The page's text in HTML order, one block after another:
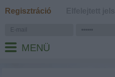
Regisztráció
MENÜ